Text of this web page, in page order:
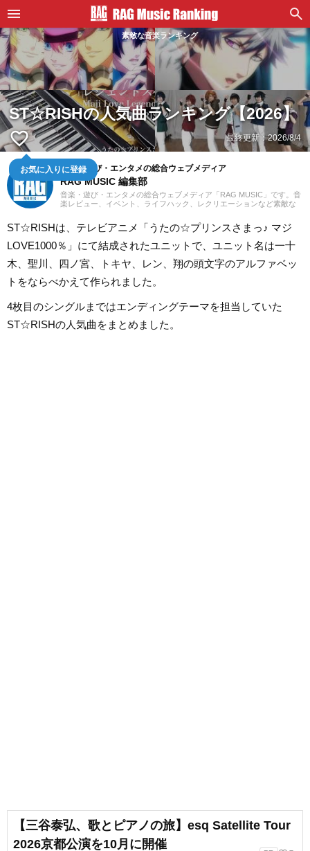
素敵な音楽ランキング
ST☆RISHの人気曲ランキング【2026】
favorite_border
お気に入りに登録
最終更新：2026/8/4
音楽・遊び・エンタメの総合ウェブメディア
RAG MUSIC 編集部
音楽・遊び・エンタメの総合ウェブメディア「RAG MUSIC」です。音
楽レビュー、イベント、ライフハック、レクリエーションなど素敵な
ST☆RISHは、テレビアニメ「うたの☆プリンスさまっ♪ マジ
LOVE1000％」にて結成されたユニットで、ユニット名は一十
木、聖川、四ノ宮、トキヤ、レン、翔の頭文字のアルファベッ
トをならべかえて作られました。
4枚目のシングルまではエンディングテーマを担当していた
ST☆RISHの人気曲をまとめました。
【三谷泰弘、歌とピアノの旅】esq Satellite Tour
2026京都公演を10月に開催